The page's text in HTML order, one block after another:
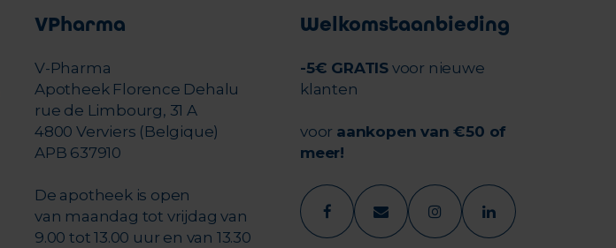
VPharma
V-Pharma
Apotheek Florence Dehalu
rue de Limbourg, 31 A
4800 Verviers (Belgique)
APB 637910
De apotheek is open
van maandag tot vrijdag van
9.00 tot 13.00 uur en van 13.30
Welkomstaanbieding
-5€ GRATIS voor nieuwe
klanten
voor aankopen van €50 of
meer!